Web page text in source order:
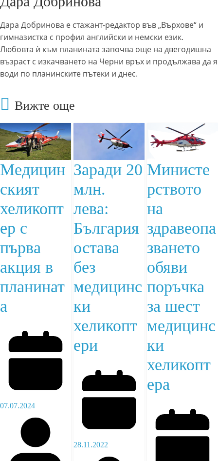
Дара Добринова е стажант-редактор във „Върхове“ и
гимназистка с профил английски и немски език.
Любовта ѝ към планината започва още на двегодишна
възраст с изкачването на Черни връх и продължава да я
води по планинските пътеки и днес.
Вижте още
Медицин
ският
хеликопт
ер с
първа
акция в
планинат
а
07.07.2024
Заради 20
млн.
лева:
България
остава
без
медицинс
ки
хеликопт
ери
28.11.2022
Министе
рството
на
здравеопа
зването
обяви
поръчка
за шест
медицинс
ки
хеликопт
ера